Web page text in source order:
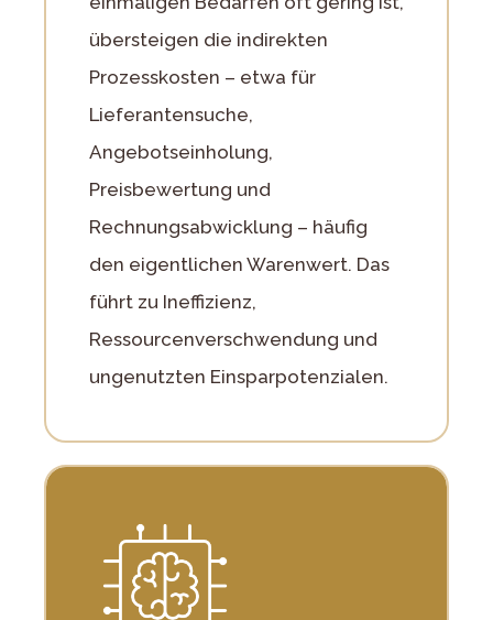
übersteigen die indirekten
Prozesskosten – etwa für
Lieferantensuche,
Angebotseinholung,
Preisbewertung und
Rechnungsabwicklung – häufig
den eigentlichen Warenwert. Das
führt zu Ineffizienz,
Ressourcenverschwendung und
ungenutzten Einsparpotenzialen.